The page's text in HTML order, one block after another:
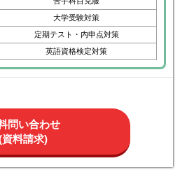
大学受験対策
定期テスト・内申点対策
英語資格検定対策
問い合わせ
資料請求)